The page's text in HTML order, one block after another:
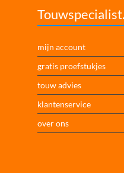
mijn account
gratis proefstukjes
touw advies
klantenservice
over ons